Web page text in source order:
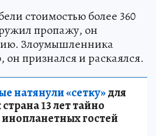
стоимостью более 360
пропажу, он
Злоумышленника
он признался и раскаялся.
натянули «сетку»для
13 лет тайно
инопланетных гостей